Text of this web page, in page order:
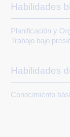
Habilidades
Planificación y
Trabajo bajo
Habilidades
Conocimiento